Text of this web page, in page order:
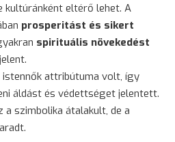
kultúránként eltérő lehet. A
prosperitást és sikert
spirituális növekedést
jelent.
istennők attribútuma volt, így
áldást és védettséget jelentett.
a szimbolika átalakult, de a